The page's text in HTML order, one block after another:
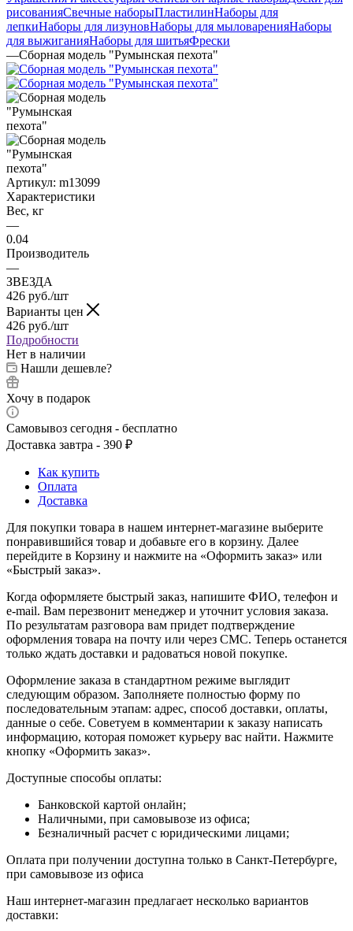
рисованияСвечные наборыПластилинНаборы для
лепкиНаборы для лизуновНаборы для мыловаренияНаборы
для выжиганияНаборы для шитьяФрески
—Сборная модель "Румынская пехота"
Артикул: m13099
Характеристики
Вес, кг
—
0.04
Производитель
—
ЗВЕЗДА
426 руб./шт
Варианты цен
426 руб./шт
Подробности
Нет в наличии
Нашли дешевле?
Хочу в подарок
Самовывоз сегодня - бесплатно
Доставка завтра - 390 ₽
Как купить
Оплата
Доставка
Для покупки товара в нашем интернет-магазине выберите
понравившийся товар и добавьте его в корзину. Далее
перейдите в Корзину и нажмите на «Оформить заказ» или
«Быстрый заказ».
Когда оформляете быстрый заказ, напишите ФИО, телефон и
e-mail. Вам перезвонит менеджер и уточнит условия заказа.
По результатам разговора вам придет подтверждение
оформления товара на почту или через СМС. Теперь останется
только ждать доставки и радоваться новой покупке.
Оформление заказа в стандартном режиме выглядит
следующим образом. Заполняете полностью форму по
последовательным этапам: адрес, способ доставки, оплаты,
данные о себе. Советуем в комментарии к заказу написать
информацию, которая поможет курьеру вас найти. Нажмите
кнопку «Оформить заказ».
Доступные способы оплаты:
Банковской картой онлайн;
Наличными, при самовывозе из офиса;
Безналичный расчет с юридическими лицами;
Оплата при получении доступна только в Санкт-Петербурге,
при самовывозе из офиса
Наш интернет-магазин предлагает несколько вариантов
доставки: